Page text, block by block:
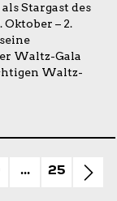
Stargast des
– 2.
Waltz-Gala
Waltz-
... 25